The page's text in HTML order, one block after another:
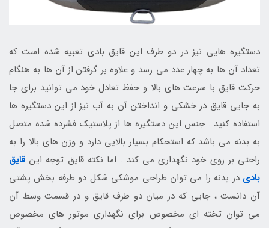
دستگیره هایی نیز در دو طرف این قایق بادی تعبیه شده است که
تعداد آن ها به چهار عدد می رسد و علاوه بر گرفتن از آن ها به هنگام
حرکت قایق با سرعت های بالا و حفظ تعادل خود می توانید برای جا
به جایی قایق در خشکی و انداختن آن به آب نیز از این دستگیره ها
استفاده کنید . جنس این دستگیره ها از پلاستیک فشرده شده متصل
به بدنه می باشد که استحکام بسیار بالایی دارد و وزن های بالا را به
راحتی بر روی خود نگهداری می کند . اما نکته قایق توجه این قایق
بادی در بدنه را می توان طراحی موشکی شکل دو طرفه بخش پشتی
آن دانست ، جایی که در میان دو طرف قایق و در قسمت وسط آن
می توان تخته ای مخصوص برای نگهداری موتور های مخصوص